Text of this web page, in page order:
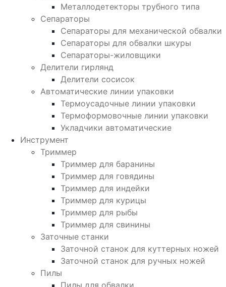
Металлодетекторы трубного типа
Сепараторы
Сепараторы для механической обвалки
Сепараторы для обвалки шкуры
Сепараторы-жиловщики
Делители гирлянд
Делители сосисок
Автоматические линии упаковки
Термоусадочные линии упаковки
Термоформовочные линии упаковки
Укладчики автоматические
Инструмент
Триммер
Триммер для баранины
Триммер для говядины
Триммер для индейки
Триммер для курицы
Триммер для рыбы
Триммер для свинины
Заточные станки
Заточной станок для куттерных ножей
Заточной станок для ручных ножей
Пилы
Пилы для обвалки